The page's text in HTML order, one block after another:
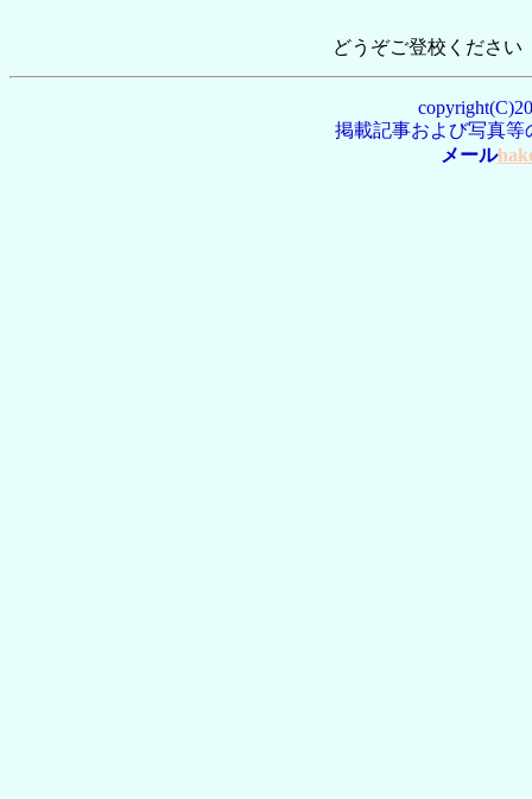
どうぞご登校ください
掲載記事および写真
メール